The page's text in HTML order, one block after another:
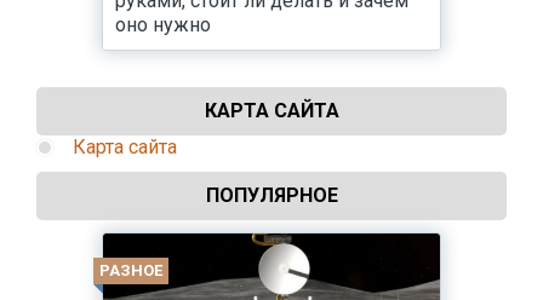
оно нужно
КАРТА САЙТА
Карта сайта
ПОПУЛЯРНОЕ
РАЗНОЕ